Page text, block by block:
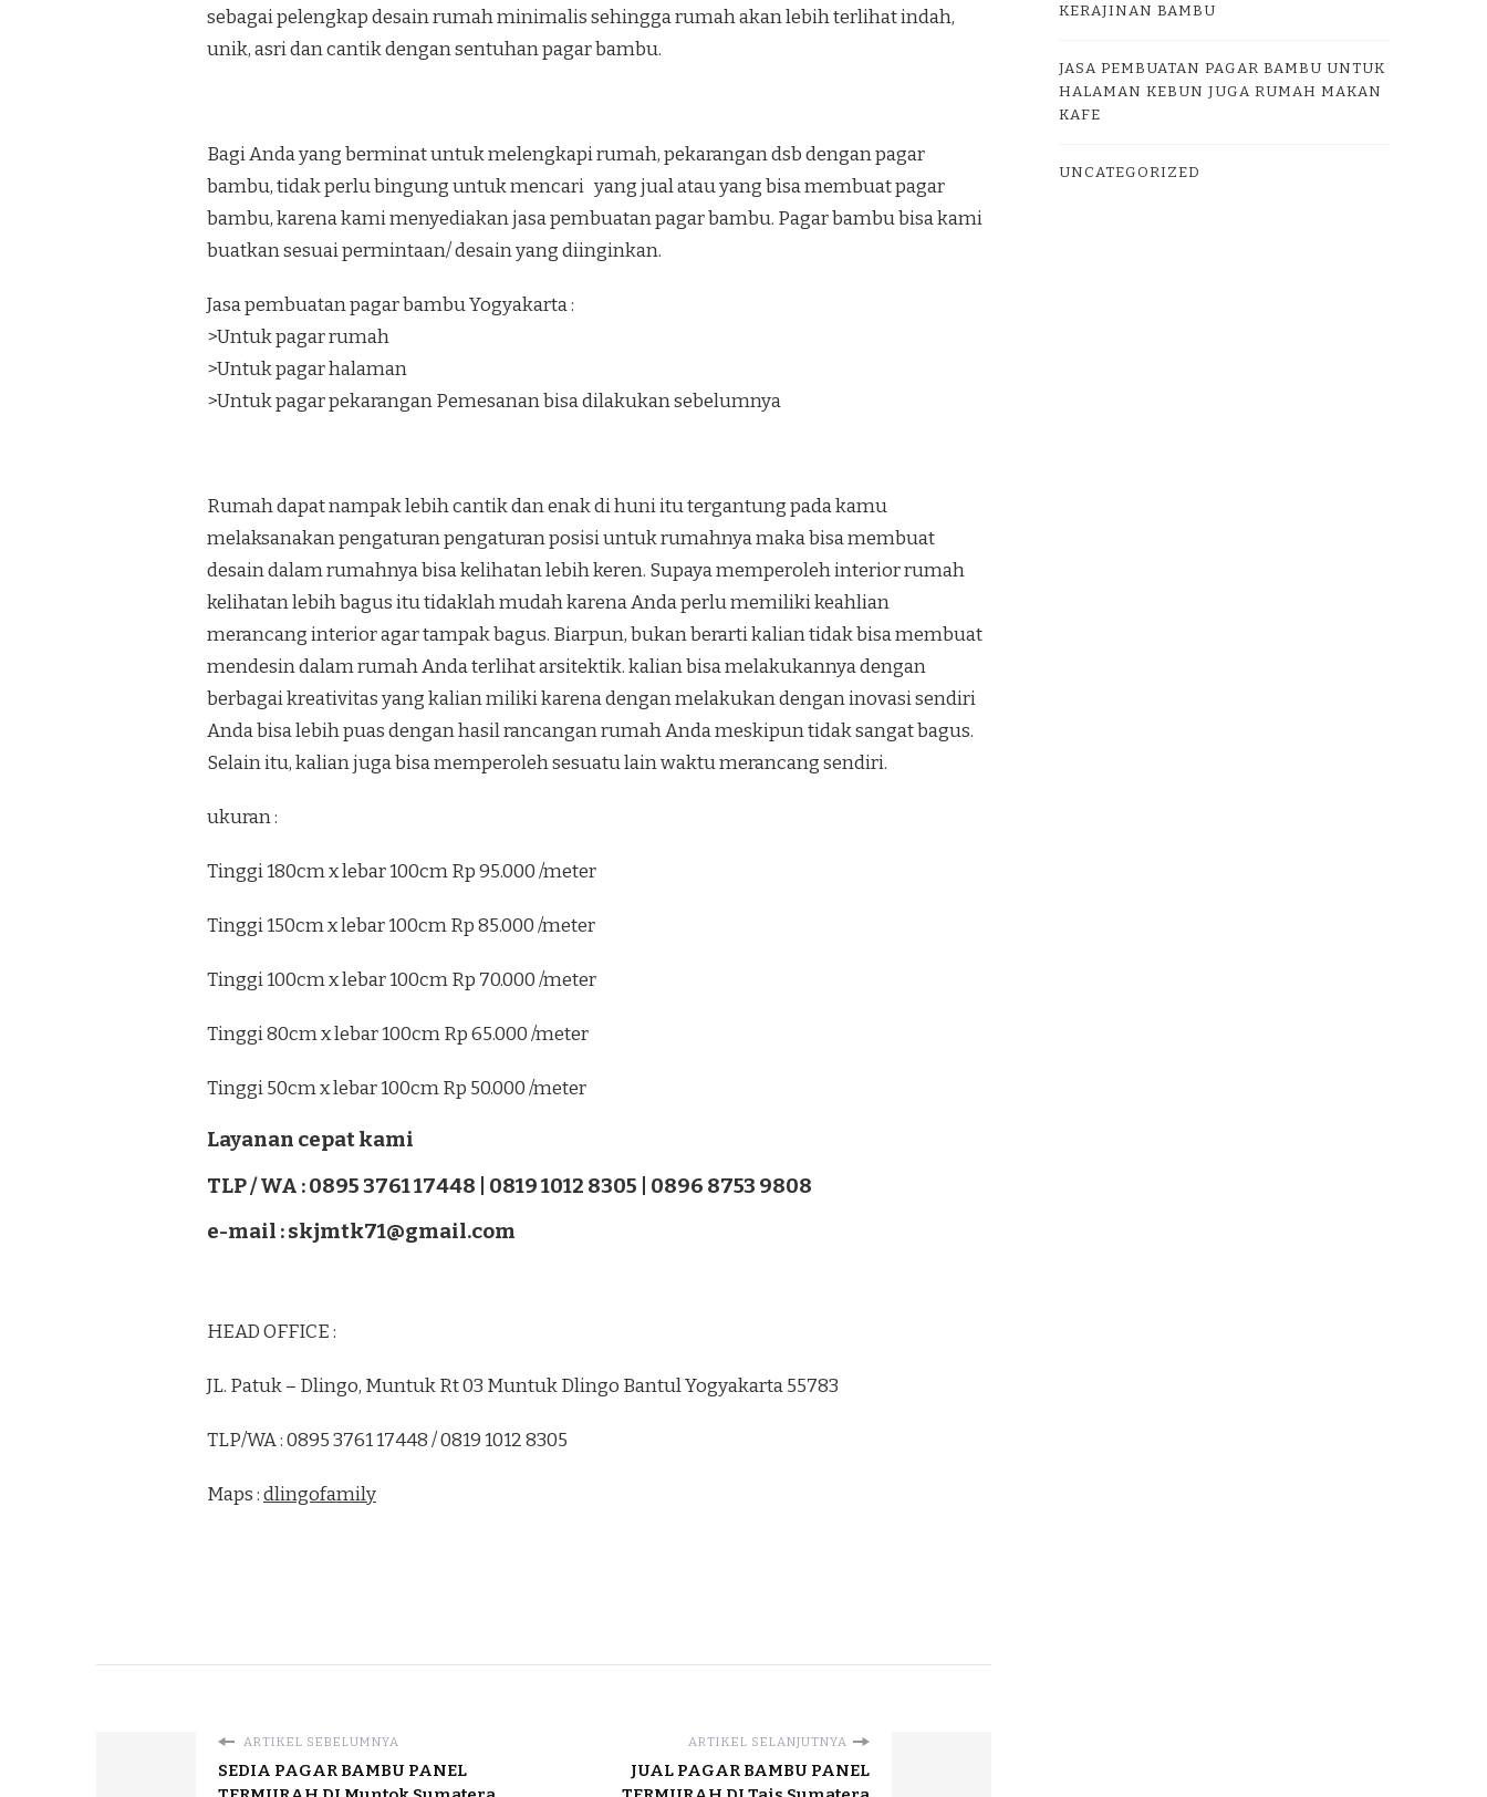
sebagai pelengkap desain rumah minimalis sehingga rumah akan lebih terlihat indah,
unik, asri dan cantik dengan sentuhan pagar bambu.
Bagi Anda yang berminat untuk melengkapi rumah, pekarangan dsb dengan pagar
bambu, tidak perlu bingung untuk mencari yang jual atau yang bisa membuat pagar
bambu, karena kami menyediakan jasa pembuatan pagar bambu. Pagar bambu bisa kami
buatkan sesuai permintaan/ desain yang diinginkan.
Jasa pembuatan pagar bambu Yogyakarta :
>Untuk pagar rumah
>Untuk pagar halaman
>Untuk pagar pekarangan Pemesanan bisa dilakukan sebelumnya
Rumah dapat nampak lebih cantik dan enak di huni itu tergantung pada kamu
melaksanakan pengaturan pengaturan posisi untuk rumahnya maka bisa membuat
desain dalam rumahnya bisa kelihatan lebih keren. Supaya memperoleh interior rumah
kelihatan lebih bagus itu tidaklah mudah karena Anda perlu memiliki keahlian
merancang interior agar tampak bagus. Biarpun, bukan berarti kalian tidak bisa membuat
mendesin dalam rumah Anda terlihat arsitektik. kalian bisa melakukannya dengan
berbagai kreativitas yang kalian miliki karena dengan melakukan dengan inovasi sendiri
Anda bisa lebih puas dengan hasil rancangan rumah Anda meskipun tidak sangat bagus.
Selain itu, kalian juga bisa memperoleh sesuatu lain waktu merancang sendiri.
ukuran :
Tinggi 180cm x lebar 100cm Rp 95.000 /meter
Tinggi 150cm x lebar 100cm Rp 85.000 /meter
Tinggi 100cm x lebar 100cm Rp 70.000 /meter
Tinggi 80cm x lebar 100cm Rp 65.000 /meter
Tinggi 50cm x lebar 100cm Rp 50.000 /meter
Layanan cepat kami
TLP / WA : 0895 3761 17448 | 0819 1012 8305 | 0896 8753 9808
e-mail : skjmtk71@gmail.com
HEAD OFFICE :
JL. Patuk – Dlingo, Muntuk Rt 03 Muntuk Dlingo Bantul Yogyakarta 55783
TLP/WA : 0895 3761 17448 / 0819 1012 8305
Maps :dlingofamily
ARTIKEL SEBELUMNYA
SEDIA PAGAR BAMBU PANEL
ARTIKEL SELANJUTNYA
JUAL PAGAR BAMBU PANEL
KERAJINAN BAMBU
JASA PEMBUATAN PAGAR BAMBU UNTUK
HALAMAN KEBUN JUGA RUMAH MAKAN
KAFE
UNCATEGORIZED